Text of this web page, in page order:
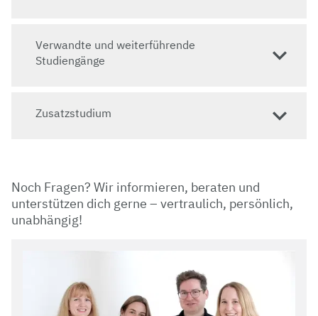
Verwandte und weiterführende
Studiengänge
Zusatzstudium
Noch Fragen? Wir informieren, beraten und
unterstützen dich gerne – vertraulich, persönlich,
unabhängig!